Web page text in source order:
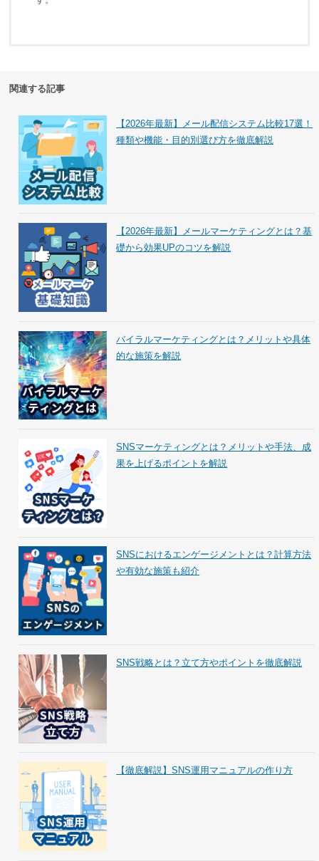
関連する記事
【2026年最新】メール配信システム比較17選！
種類や機能・目的別選び方を徹底解説
【2026年最新】メールマーケティングとは？基
礎から効果UPのコツを解説
バイラルマーケティングとは？メリットや具体
的な施策を解説
SNSマーケティングとは？メリットや手法、成
果を上げるポイントを解説
SNSにおけるエンゲージメントとは？計算方法
や有効な施策も紹介
SNS戦略とは？立て方やポイントを徹底解説
【徹底解説】SNS運用マニュアルの作り方